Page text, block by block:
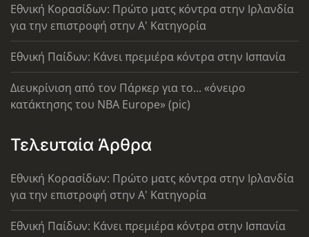
Εθνική Κορασίδων: Πρώτο ματς κόντρα στην Ιρλανδία
για την επιστροφή στην Α' Κατηγορία
Εθνική Παίδων: Κάνει πρεμιέρα κόντρα στην Ισπανία
Διευκρίνιση από τον Πάρκερ για το... «όνειρο
κατάκτησης του ΝΒΑ Europe» (pic)
Τελευταία Άρθρα
Εθνική Κορασίδων: Πρώτο ματς κόντρα στην Ιρλανδία
για την επιστροφή στην Α' Κατηγορία
Εθνική Παίδων: Κάνει πρεμιέρα κόντρα στην Ισπανία